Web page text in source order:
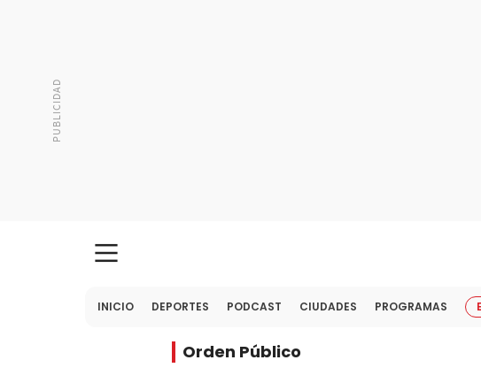
INICIO DEPORTES PODCAST CIUDADES PROGRAMAS
Orden Público